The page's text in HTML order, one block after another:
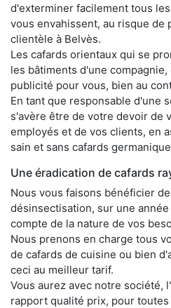
d'exterminer facilement tous
vous envahissent, au risque de
clientèle à Belvès.
Les cafards orientaux qui se
les bâtiments d'une
publicité pour vous, bien au
En tant que responsable d'une
s'avère être de votre devoir de
employés et de vos clients, en
sain et sans cafards
Une éradication de cafards
Nous vous faisons bénéficier
désinsectisation, sur une
compte de la nature de vos
Nous prenons en charge tous
de cafards de cuisine ou bien
ceci au meilleur tarif.
Vous aurez avec notre société,
rapport qualité prix, pour